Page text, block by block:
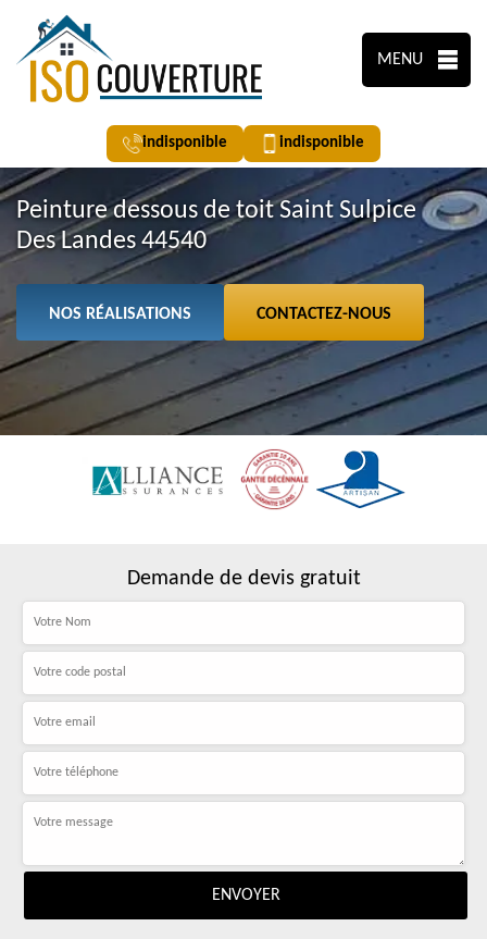
MENU
indisponible indisponible
Peinture dessous de toit Saint Sulpice
Des Landes 44540
NOS RÉALISATIONS CONTACTEZ-NOUS
Demande de devis gratuit